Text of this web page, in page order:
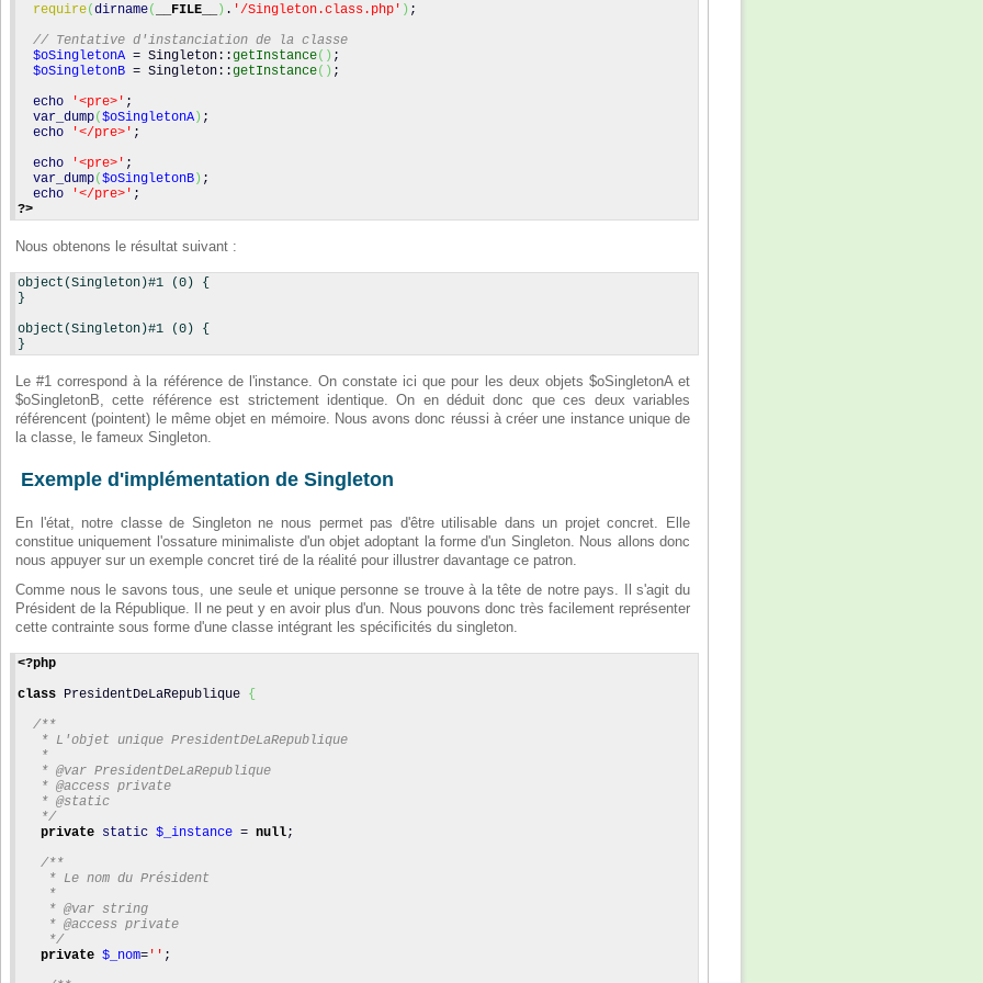
require(dirname( __FILE__ ) . '/Singleton.class.php' ) ;
// Tentative d'instanciation de la classe
$oSingletonA = Singleton::getInstance( ) ;
$oSingletonB = Singleton::getInstance( ) ;
echo
'<pre>' ;
var_dump($oSingletonA ) ;
echo
'</pre>' ;
echo
'<pre>' ;
var_dump($oSingletonB ) ;
echo
'</pre>' ;
?>
Nous obtenons le résultat suivant :
object(Singleton)#1 (0) {
}
object(Singleton)#1 (0) {
}
Le #1 correspond à la référence de l'instance. On constate ici que pour les deux objets $oSingletonA et
$oSingletonB, cette référence est strictement identique. On en déduit donc que ces deux variables
référencent (pointent) le même objet en mémoire. Nous avons donc réussi à créer une instance unique de
la classe, le fameux Singleton.
Exemple d'implémentation de Singleton
En l'état, notre classe de Singleton ne nous permet pas d'être utilisable dans un projet concret. Elle
constitue uniquement l'ossature minimaliste d'un objet adoptant la forme d'un Singleton. Nous allons donc
nous appuyer sur un exemple concret tiré de la réalité pour illustrer davantage ce patron.
Comme nous le savons tous, une seule et unique personne se trouve à la tête de notre pays. Il s'agit du
Président de la République. Il ne peut y en avoir plus d'un. Nous pouvons donc très facilement représenter
cette contrainte sous forme d'une classe intégrant les spécificités du singleton.
<?php
class PresidentDeLaRepublique {
/**
   * L'objet unique PresidentDeLaRepublique
   *
   * @var PresidentDeLaRepublique
   * @access private
   * @static
   */
private static $_instance = null;
/**
    * Le nom du Président
    *
    * @var string
    * @access private
    */
private $_nom= '' ;